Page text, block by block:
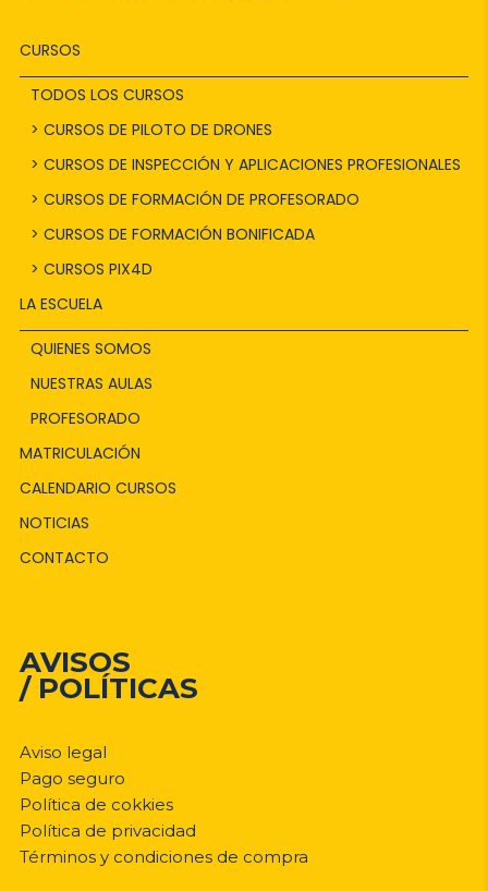
CURSOS
TODOS LOS CURSOS
> CURSOS DE PILOTO DE DRONES
> CURSOS DE INSPECCIÓN Y APLICACIONES PROFESIONALES
> CURSOS DE FORMACIÓN DE PROFESORADO
> CURSOS DE FORMACIÓN BONIFICADA
> CURSOS PIX4D
LA ESCUELA
QUIENES SOMOS
NUESTRAS AULAS
PROFESORADO
MATRICULACIÓN
CALENDARIO CURSOS
NOTICIAS
CONTACTO
AVISOS
/ POLÍTICAS
Aviso legal
Pago seguro
Política de cokkies
Política de privacidad
Términos y condiciones de compra